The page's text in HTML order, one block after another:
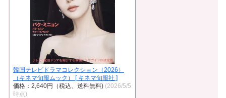
韓国テレビドラマコレクション（2026）
（キネマ旬報ムック） [ キネマ旬報社 ]
価格：2,640円（税込、送料無料) (2026/5/5
時点)